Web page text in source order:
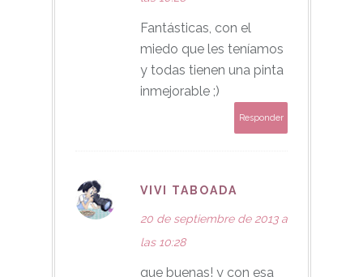
Fantásticas, con el
miedo que les teníamos
y todas tienen una pinta
inmejorable ;)
Responder
VIVI TABOADA
20 de septiembre de 2013 a
las 10:28
que buenas! y con esa